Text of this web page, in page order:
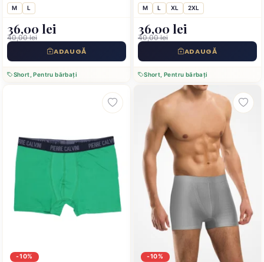
M L
36,00 lei
40,00 lei
ADAUGĂ
Short, Pentru bărbați
M L XL 2XL
36,00 lei
40,00 lei
ADAUGĂ
Short, Pentru bărbați
-10% -10%